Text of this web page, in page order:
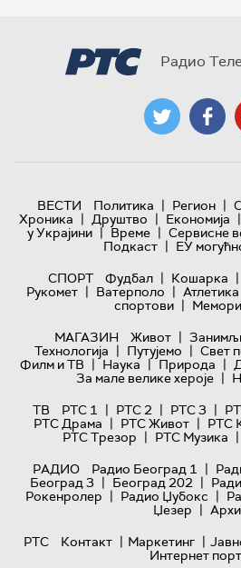
Радио
ВЕСТИ Политика | Регион |
Хроника | Друштво | Економија |
у Украјини | Време | Сервисне
Подкаст | ЕУ
СПОРТ
Фудбал | Кошарка |
Рукомет | Ватерполо | Атлетика
спортови |
МАГАЗИН
Живот |
Технологијa | Путујемо | Свет
Филм и ТВ | Наука | Природа |
За мале велике хероје |
ТВ
РТС 1 | РТС 2 | РТС 3 |
РТС Драма | РТС Живот | РТС
РТС Трезор | РТС Музика |
РАДИО
Радио Београд 1 |
Београд 3 | Београд 202 |
Рокенролер | Радио Џубокс |
Џезер |
РТС
Контакт | Маркетинг |
Интернет